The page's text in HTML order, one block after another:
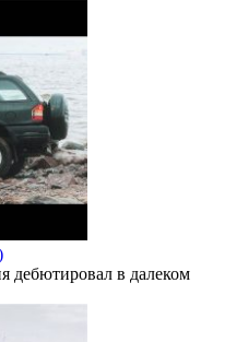
дебютировал в далеком